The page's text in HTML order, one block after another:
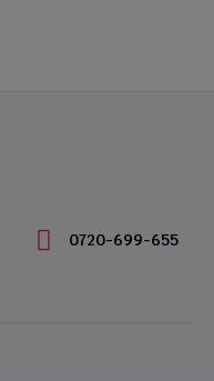
0720-699-655